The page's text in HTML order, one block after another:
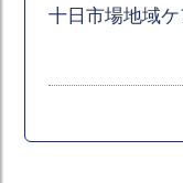
十日市場地域